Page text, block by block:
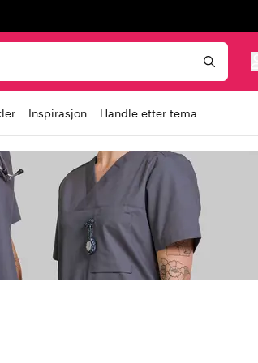
Inspirasjon Handle etter tema